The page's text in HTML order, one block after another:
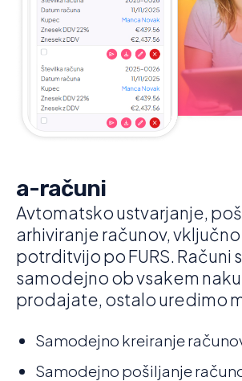
a-računi
Avtomatsko ustvarjanje,
arhiviranje računov,
potrditvijo po FURS. Računi
samodejno ob vsakem
prodajate, ostalo uredimo
Samodejno kreiranje
Samodejno pošiljanje